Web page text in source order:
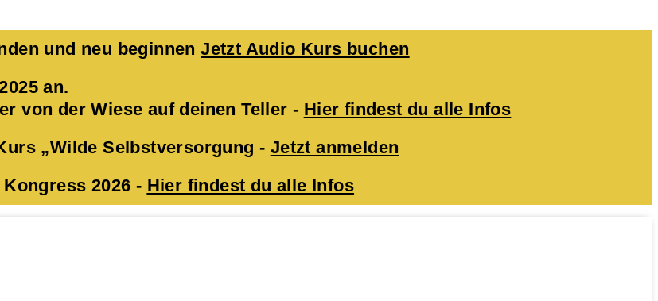
und neu beginnenJetzt Audio Kurs buchen
an.
von der Wiese auf deinen Teller - Hier findest du alle Infos
„Wilde Selbstversorgung - Jetzt anmelden
2026 - Hier findest du alle Infos